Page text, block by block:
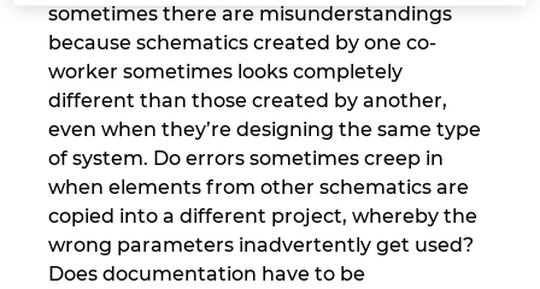
sometimes there are misunderstandings
because schematics created by one co-
worker sometimes looks completely
different than those created by another,
even when they’re designing the same type
of system. Do errors sometimes creep in
when elements from other schematics are
copied into a different project, whereby the
wrong parameters inadvertently get used?
Does documentation have to be
Тайланд
Турция
Украйна
Унгария
Филипините